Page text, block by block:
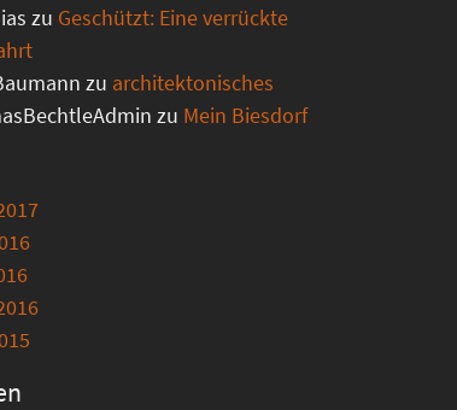
zu Geschützt: Eine verrückte
zu architektonisches
zu Mein Biesdorf